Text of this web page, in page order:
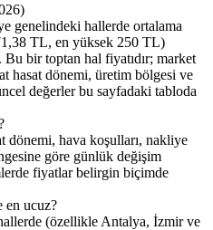
genelindeki hallerde ortalama
TL, en yüksek 250 TL)
bir toptan hal fiyatıdır; market
hasat dönemi, üretim bölgesi ve
değerler bu sayfadaki tabloda
dönemi, hava koşulları, nakliye
göre günlük değişim
fiyatlar belirgin biçimde
en ucuz?
(özellikle Antalya, İzmir ve